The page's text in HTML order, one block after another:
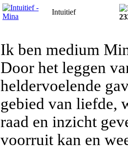
Intuitief
Ik ben medium
Door het leggen
heldervoelende
gebied van liefde,
raad en inzicht
voorruit kan en